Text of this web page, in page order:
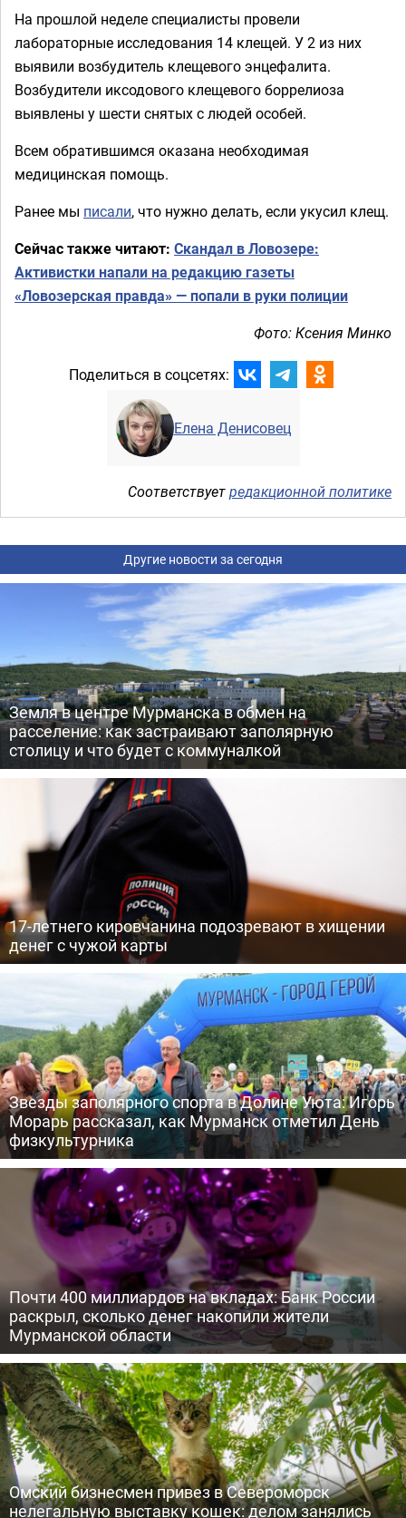
На прошлой неделе специалисты провели
лабораторные исследования 14 клещей. У 2 из них
выявили возбудитель клещевого энцефалита.
Возбудители иксодового клещевого боррелиоза
выявлены у шести снятых с людей особей.
Всем обратившимся оказана необходимая
медицинская помощь.
Ранее мы писали, что нужно делать, если укусил клещ.
Сейчас также читают: Скандал в Ловозере:
Активистки напали на редакцию газеты
«Ловозерская правда» — попали в руки полиции
Фото: Ксения Минко
Поделиться в соцсетях:
Елена Денисовец
Соответствуетредакционной политике
Другие новости за сегодня
Земля в центре Мурманска в обмен на
расселение: как застраивают заполярную
столицу и что будет с коммуналкой
17-летнего кировчанина подозревают в хищении
денег с чужой карты
Звезды заполярного спорта в Долине Уюта: Игорь
Морарь рассказал, как Мурманск отметил День
физкультурника
Почти 400 миллиардов на вкладах: Банк России
раскрыл, сколько денег накопили жители
Мурманской области
Омский бизнесмен привез в Североморск
нелегальную выставку кошек: делом занялись